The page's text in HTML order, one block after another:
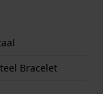
Bracelet